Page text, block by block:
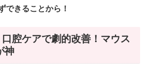
できることから！
腔ケアで劇的改善！マウス
神